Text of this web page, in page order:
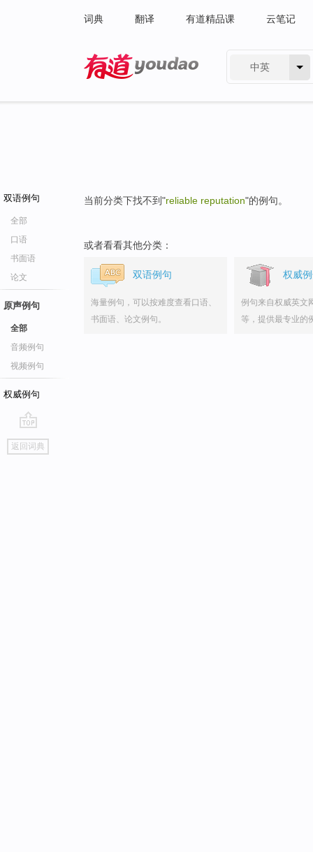
词典 翻译 有道精品课 云笔记
中英
双语例句
全部
口语
书面语
论文
原声例句
全部
音频例句
视频例句
权威例句
go
top
返回词典
当前分类下找不到"reliable reputation"的例句。
或者看看其他分类：
双语例句
海量例句，可以按难度查看口语、
书面语、论文例句。
权威
例句来自权威英文
等，提供最专业的